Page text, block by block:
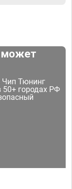
может
Чип Тюнинг
50+ городах РФ